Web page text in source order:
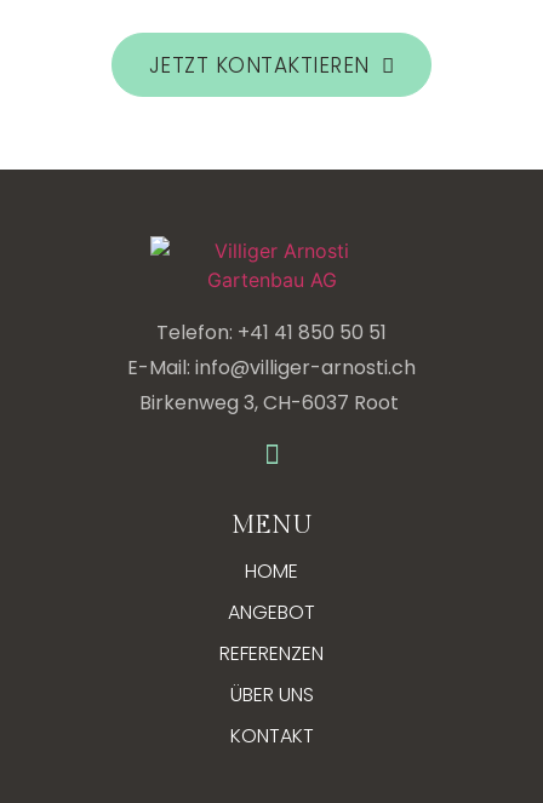
JETZT KONTAKTIEREN
Telefon: +41 41 850 50 51
E-Mail: info@villiger-arnosti.ch
Birkenweg 3, CH-6037 Root
MENU
HOME
ANGEBOT
REFERENZEN
ÜBER UNS
KONTAKT